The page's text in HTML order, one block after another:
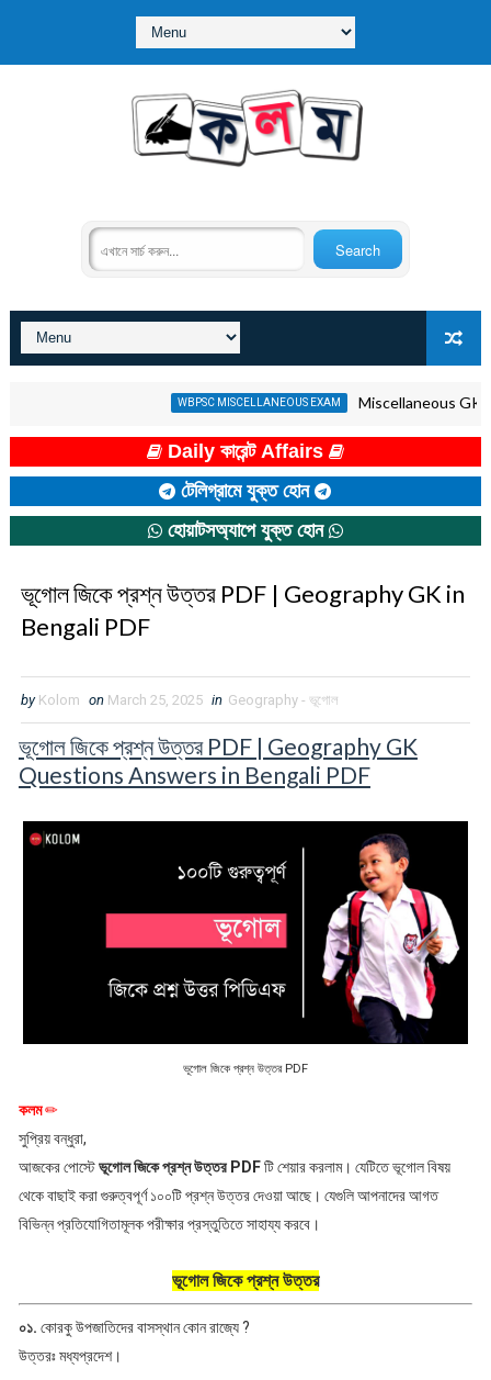
WBPSC MISCELLANEOUS EXAM Miscellaneous GK Quiz in
Daily কারেন্ট Affairs
টেলিগ্রামে যুক্ত হোন
হোয়াটসঅ্যাপে যুক্ত হোন
ভূগোল জিকে প্রশ্ন উত্তর PDF | Geography GK in
Bengali PDF
by Kolom on March 25, 2025 in Geography - ভূগোল
ভূগোল জিকে প্রশ্ন উত্তর PDF | Geography GK
Questions Answers in Bengali PDF
ভূগোল জিকে প্রশ্ন উত্তর PDF
কলম✏
সুপ্রিয় বন্ধুরা,
আজকের পোস্টেভূগোল জিকে প্রশ্ন উত্তর PDFটি শেয়ার করলাম। যেটিতে ভূগোল বিষয়
থেকে বাছাই করা গুরুত্বপূর্ণ ১০০টি প্রশ্ন উত্তর দেওয়া আছে। যেগুলি আপনাদের আগত
বিভিন্ন প্রতিযোগিতামূলক পরীক্ষার প্রস্তুতিতে সাহায্য করবে।
ভূগোল জিকে প্রশ্ন উত্তর
০১. কোরকু উপজাতিদের বাসস্থান কোন রাজ্যে ?
উত্তরঃ মধ্যপ্রদেশ।